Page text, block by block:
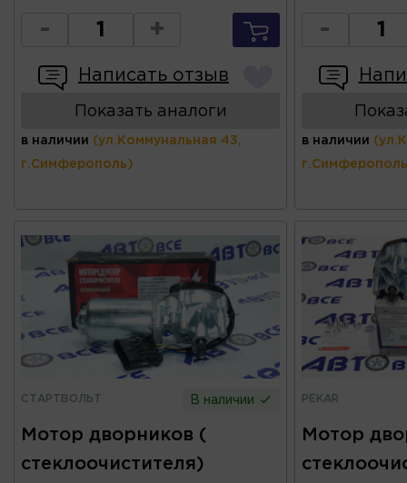
- +
Написать отзыв
Показать аналоги
в наличии (ул.Коммунальная 43,
г.Симферополь)
-
в наличии
СТАРТВОЛЬТ В наличии
Мотор дворников (
стеклоочистителя)
PEKAR
Мотор